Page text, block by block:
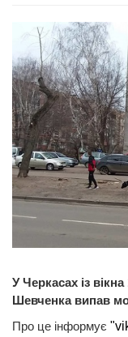
У Черкасах із
Шевченка випав
Про це інформує